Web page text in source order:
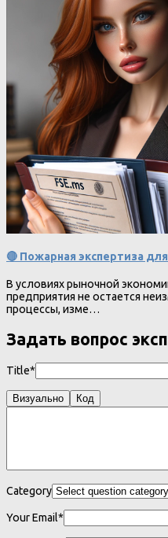
🔴 Пожарная экспертиза
В условиях рыночной
предприятия не остается
процессы, изме…
Задать вопрос
Title*
Визуально Код
Category
Your Email*